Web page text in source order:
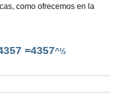
como ofrecemos en la
=4357^½